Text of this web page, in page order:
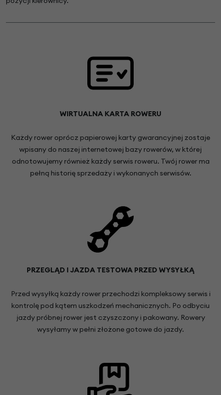
WIRTUALNA KARTA ROWERU
Każdy rower oprócz papierowej karty gwarancyjnej zostaje
wpisany do naszej internetowej bazy rowerów, w której
odnotowujemy również każdy serwis roweru. Twój rower ma
pełną historię sprzedaży i wykonanych serwisów.
PRZEGLĄD I JAZDA TESTOWA PRZED WYSYŁKĄ
Przed wysyłką każdy rower przechodzi kompleksowy serwis i
kontrolę pod kątem uszkodzeń mechanicznych. Po odbyciu
jazdy próbnej rower jest czyszczony i pakowany. Rowery
wysyłamy w pełni złożone gotowe do jazdy.